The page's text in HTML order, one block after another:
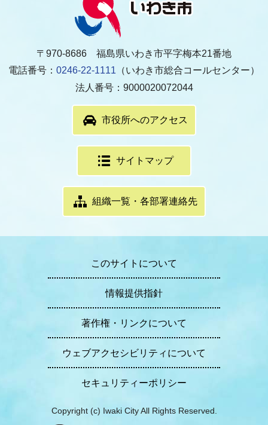
〒970-8686 福島県いわき市平字梅本21番地
電話番号： 0246-22-1111 （いわき市総合コールセンター）
法人番号：9000020072044
市役所へのアクセス
サイトマップ
組織一覧・各部署連絡先
このサイトについて
情報提供指針
著作権・リンクについて
ウェブアクセシビリティについて
セキュリティーポリシー
Copyright (c) Iwaki City All Rights Reserved.